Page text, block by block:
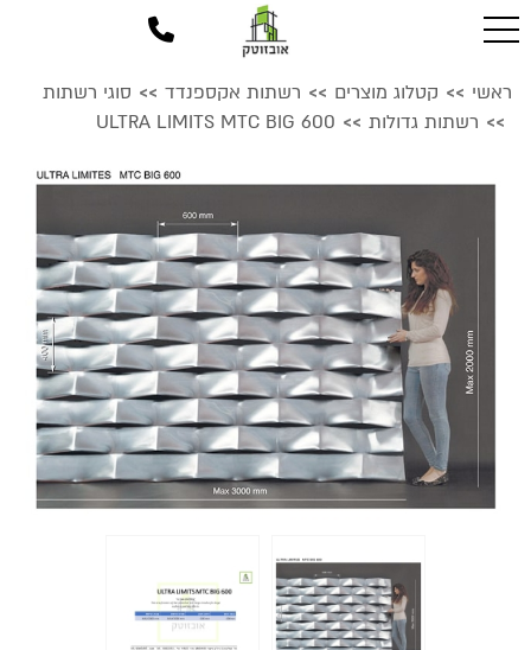
ראשי >> קטלוג מוצרים >> רשתות אקספנדד >> סוגי רשתות
>> רשתות גדולות >>
ULTRA LIMITS MTC BIG 600